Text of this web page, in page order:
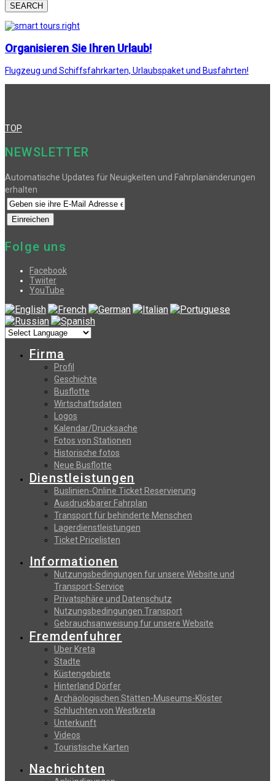
SEARCH
Organisieren Sie Ihren Urlaub!
Flugzeug und Schiffsfahrkarten, Urlaubspaket und Busfahrten!
TOP
NEWSLETTER
Automatische Updates für Neuigkeiten und Fahrplanänderungen
erhalten
Folge uns
Facebook
Twiiter
YouTube
Firma
Profil
Geschichte
Busflotte
Wirtschaftsdaten
Logos
Kalendar/Drucksache
Fotos von Stationen
Historische fotos
Neue Busflotte
Dienstleistungen
Buslinien-Online Ticket Reservierung
Αusdruckbarer Fahrplan
Transport für behinderte Menschen
Lagerdienstleistungen
Ticket Pricelisten
Informationen
Nutzungsbedingungen fur unsere Website und
Transport-Service
Privatsphäre und Datenschutz
Nutzungsbedingungen Transport
Gebrauchsanweisung fur unsere Website
Fremdenfuhrer
Uber Kreta
Stadte
Küstengebiete
Hinterland Dörfer
Archäologischen Stätten-Museums-Klöster
Schluchten von Westkreta
Unterkunft
Videos
Touristische Karten
Nachrichten